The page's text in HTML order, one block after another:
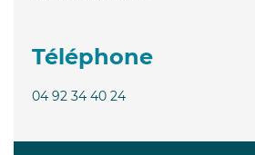
Téléphone
04 92 34 40 24